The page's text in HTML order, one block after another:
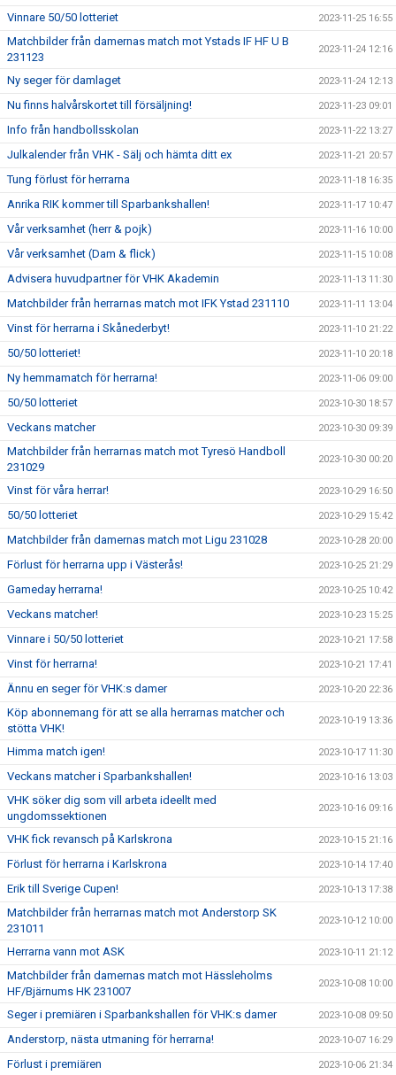
Vinnare 50/50 lotteriet 2023-11-25 16:55
Matchbilder från damernas match mot Ystads IF HF U B
231123
2023-11-24 12:16
Ny seger för damlaget 2023-11-24 12:13
Nu finns halvårskortet till försäljning! 2023-11-23 09:01
Info från handbollsskolan 2023-11-22 13:27
Julkalender från VHK - Sälj och hämta ditt ex 2023-11-21 20:57
Tung förlust för herrarna 2023-11-18 16:35
Anrika RIK kommer till Sparbankshallen! 2023-11-17 10:47
Vår verksamhet (herr & pojk) 2023-11-16 10:00
Vår verksamhet (Dam & flick) 2023-11-15 10:08
Advisera huvudpartner för VHK Akademin 2023-11-13 11:30
Matchbilder från herrarnas match mot IFK Ystad 231110 2023-11-11 13:04
Vinst för herrarna i Skånederbyt! 2023-11-10 21:22
50/50 lotteriet! 2023-11-10 20:18
Ny hemmamatch för herrarna! 2023-11-06 09:00
50/50 lotteriet 2023-10-30 18:57
Veckans matcher 2023-10-30 09:39
Matchbilder från herrarnas match mot Tyresö Handboll
231029
2023-10-30 00:20
Vinst för våra herrar! 2023-10-29 16:50
50/50 lotteriet 2023-10-29 15:42
Matchbilder från damernas match mot Ligu 231028 2023-10-28 20:00
Förlust för herrarna upp i Västerås! 2023-10-25 21:29
Gameday herrarna! 2023-10-25 10:42
Veckans matcher! 2023-10-23 15:25
Vinnare i 50/50 lotteriet 2023-10-21 17:58
Vinst för herrarna! 2023-10-21 17:41
Ännu en seger för VHK:s damer 2023-10-20 22:36
Köp abonnemang för att se alla herrarnas matcher och
stötta VHK!
2023-10-19 13:36
Himma match igen! 2023-10-17 11:30
Veckans matcher i Sparbankshallen! 2023-10-16 13:03
VHK söker dig som vill arbeta ideellt med
ungdomssektionen
2023-10-16 09:16
VHK fick revansch på Karlskrona 2023-10-15 21:16
Förlust för herrarna i Karlskrona 2023-10-14 17:40
Erik till Sverige Cupen! 2023-10-13 17:38
Matchbilder från herrarnas match mot Anderstorp SK
231011
2023-10-12 10:00
Herrarna vann mot ASK 2023-10-11 21:12
Matchbilder från damernas match mot Hässleholms
HF/Bjärnums HK 231007
2023-10-08 10:00
Seger i premiären i Sparbankshallen för VHK:s damer 2023-10-08 09:50
Anderstorp, nästa utmaning för herrarna! 2023-10-07 16:29
Förlust i premiären 2023-10-06 21:34